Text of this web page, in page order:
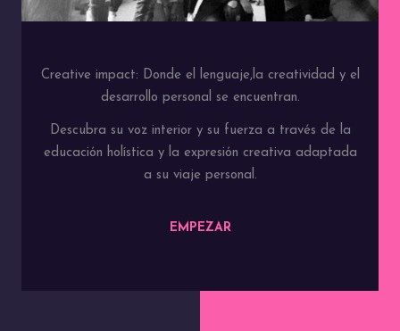
Creative impact: Donde el lenguaje,la creatividad y el
desarrollo personal se encuentran.
Descubra su voz interior y su fuerza a través de la
educación holística y la expresión creativa adaptada
a su viaje personal.
EMPEZAR